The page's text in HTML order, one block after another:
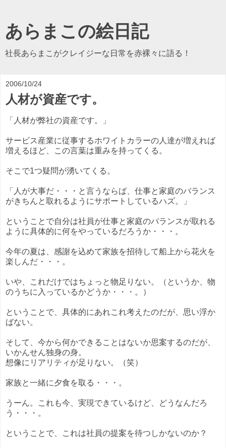
あらまこの絵日記
社長あらまこがクレイジーな日常を赤裸々に語る！
2006/10/24
人材が資産です。
「人材が弊社の資産です。」
サービス産業に従事するホワイトカラーの人達が増えれば
増えるほど、この言葉は重みを持ってくる。
そこで1つ疑問が湧いてくる。
「人が大事だ・・・と言うならば、仕事と家庭のバランス
がきちんと取れるようにサポートしているハズ。」
ということで自分は社員が仕事と家庭のバランスが取れる
ように具体的に何をやっているだろうか・・・。
今年の夏は、感謝を込めて家族を招待して船上から花火を
楽しんだ・・・。
いや、これだけではちょっと物足りない。（というか、物
のうちに入っているかどうか・・・。）
ということで、具体的にあれこれ考えたのだが、思い浮か
ばない。
そして、今から何かできることはないか思案するのだが、
いかんせん独身の身。
想像にリアリティが足りない。（笑）
家族と一緒に夕食を取る・・・。
うーん。これも今、実現できているけど、どうなんだろ
う・・・。
ということで、これは社員の提案を待つしかないのか？